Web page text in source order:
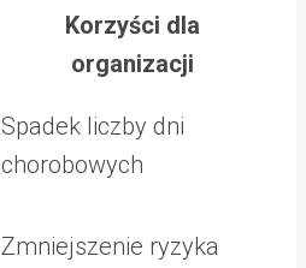
Korzyści dla
organizacji
Spadek liczby dni
chorobowych
Zmniejszenie ryzyka